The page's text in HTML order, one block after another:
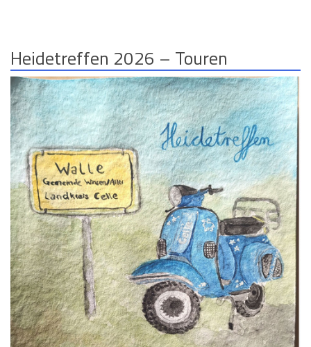
Heidetreffen 2026 – Touren